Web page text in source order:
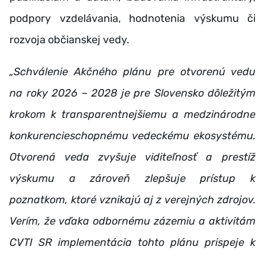
podpory vzdelávania, hodnotenia výskumu či
rozvoja občianskej vedy.
„Schválenie Akčného plánu pre otvorenú vedu
na roky 2026 – 2028 je pre Slovensko dôležitým
krokom k transparentnejšiemu a medzinárodne
konkurencieschopnému vedeckému ekosystému.
Otvorená veda zvyšuje viditeľnosť a prestíž
výskumu a zároveň zlepšuje prístup k
poznatkom, ktoré vznikajú aj z verejných zdrojov.
Verím, že vďaka odbornému zázemiu a aktivitám
CVTI SR implementácia tohto plánu prispeje k